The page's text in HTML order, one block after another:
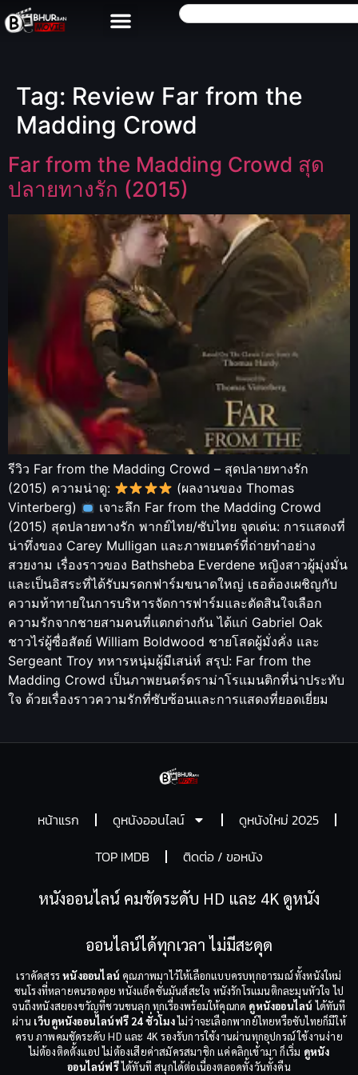
Tag: Review Far from the
Madding Crowd
Far from the Madding Crowd สุด
ปลายทางรัก (2015)
รีวิว Far from the Madding Crowd – สุดปลายทางรัก
(2015) ความน่าดู:
(ผลงานของ Thomas
Vinterberg)
เจาะลึก Far from the Madding Crowd
(2015) สุดปลายทางรัก พากย์ไทย/ซับไทย จุดเด่น: การแสดงที่
น่าทึ่งของ Carey Mulligan และภาพยนตร์ที่ถ่ายทำอย่าง
สวยงาม เรื่องราวของ Bathsheba Everdene หญิงสาวผู้มุ่งมั่น
และเป็นอิสระที่ได้รับมรดกฟาร์มขนาดใหญ่ เธอต้องเผชิญกับ
ความท้าทายในการบริหารจัดการฟาร์มและตัดสินใจเลือก
ความรักจากชายสามคนที่แตกต่างกัน ได้แก่ Gabriel Oak
ชาวไร่ผู้ซื่อสัตย์ William Boldwood ชายโสดผู้มั่งคั่ง และ
Sergeant Troy ทหารหนุ่มผู้มีเสน่ห์ สรุป: Far from the
Madding Crowd เป็นภาพยนตร์ดราม่าโรแมนติกที่น่าประทับ
ใจ ด้วยเรื่องราวความรักที่ซับซ้อนและการแสดงที่ยอดเยี่ยม
หน้าแรก ดูหนังออนไลน์
ดูหนังใหม่ 2025
TOP IMDB
ติดต่อ / ขอหนัง
หนังออนไลน์ คมชัดระดับ HD และ 4K ดูหนัง
ออนไลน์ได้ทุกเวลา ไม่มีสะดุด
เราคัดสรรหนังออนไลน์ คุณภาพมาไว้ให้เลือกแบบครบทุกอารมณ์ ทั้งหนังใหม่
ชนโรงที่หลายคนรอคอย หนังแอ็คชั่นมันส์สะใจ หนังรักโรแมนติกละมุนหัวใจ ไป
จนถึงหนังสยองขวัญที่ชวนขนลุก ทุกเรื่องพร้อมให้คุณกด ดูหนังออนไลน์ ได้ทันที
ผ่าน เว็บดูหนังออนไลน์ฟรี 24 ชั่วโมงไม่ว่าจะเลือกพากย์ไทยหรือซับไทยก็มีให้
ครบ ภาพคมชัดระดับ HD และ 4K รองรับการใช้งานผ่านทุกอุปกรณ์ ใช้งานง่าย
ไม่ต้องติดตั้งแอป ไม่ต้องเสียค่าสมัครสมาชิก แค่คลิกเข้ามา ก็เริ่ม ดูหนัง
ออนไลน์ฟรีได้ทันที สนุกได้ต่อเนื่องตลอดทั้งวันทั้งคืน